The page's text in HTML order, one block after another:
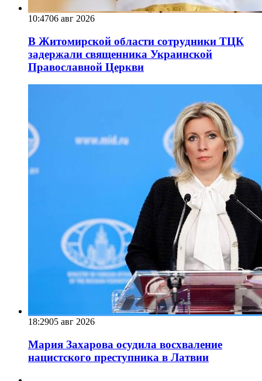
10:4706 авг 2026
В Житомирской области сотрудники ТЦК
задержали священника Украинской
Православной Церкви
18:2905 авг 2026
Мария Захарова осудила восхваление
нацистского преступника в Латвии